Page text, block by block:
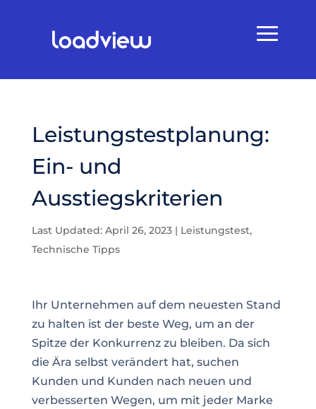
Leistungstestplanung:
Ein- und
Ausstiegskriterien
Last Updated: April 26, 2023| Leistungstest,
Technische Tipps
Ihr Unternehmen auf dem neuesten Stand
zu halten ist der beste Weg, um an der
Spitze der Konkurrenz zu bleiben. Da sich
die Ära selbst verändert hat, suchen
Kunden und Kunden nach neuen und
verbesserten Wegen, um mit jeder Marke